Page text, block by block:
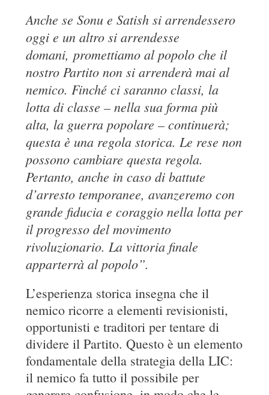
Anche se Sonu e Satish si arrendessero
oggi e un altro si arrendesse
domani, promettiamo al popolo che il
nostro Partito non si arrenderà mai al
nemico. Finché ci saranno classi, la
lotta di classe – nella sua forma più
alta, la guerra popolare – continuerà;
questa è una regola storica. Le rese non
possono cambiare questa regola.
Pertanto, anche in caso di battute
d’arresto temporanee, avanzeremo con
grande fiducia e coraggio nella lotta per
il progresso del movimento
rivoluzionario. La vittoria finale
apparterrà al popolo”.
L’esperienza storica insegna che il
nemico ricorre a elementi revisionisti,
opportunisti e traditori per tentare di
dividere il Partito. Questo è un elemento
fondamentale della strategia della LIC:
il nemico fa tutto il possibile per